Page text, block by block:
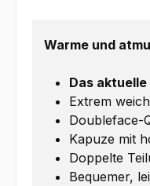
Warme und
Das
Extrem
Doubleface-
Kapuze mit
Doppelte
Bequemer,